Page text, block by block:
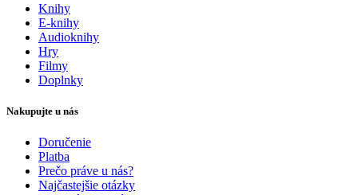
Knihy
E-knihy
Audioknihy
Hry
Filmy
Doplnky
Nakupujte u nás
Doručenie
Platba
Prečo práve u nás?
Najčastejšie otázky